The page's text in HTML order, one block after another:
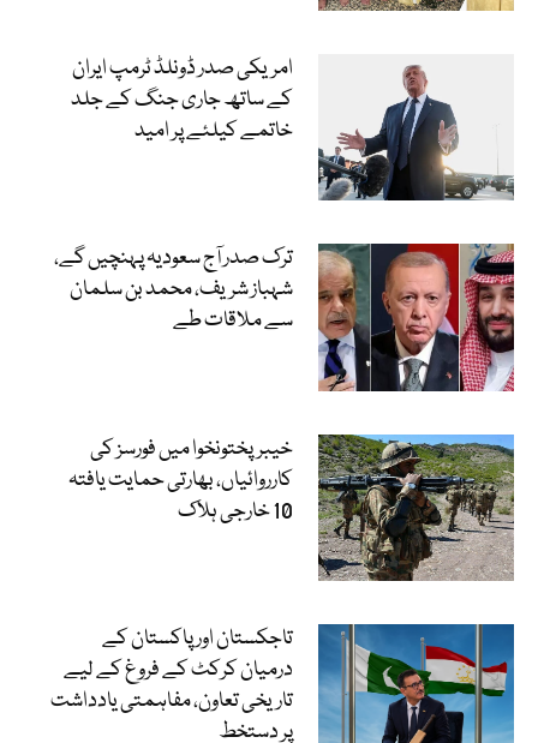
امریکی صدر ڈونلڈ ٹرمپ ایران
کے ساتھ جاری جنگ کے جلد
خاتمے کیلئے پر امید
ترک صدر آج سعودیہ پہنچیں گے،
شہباز شریف، محمد بن سلمان
سے ملاقات طے
خیبرپختونخوا میں فورسز کی
کارروائیاں، بھارتی حمایت یافتہ
10 خارجی ہلاک
تاجکستان اور پاکستان کے
درمیان کرکٹ کے فروغ کے لیے
تاریخی تعاون، مفاہمتی یادداشت
پر دستخط